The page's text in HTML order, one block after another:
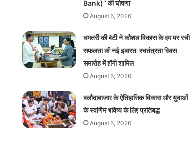
Bank)” की घोषणा
August 6, 2026
धमतरी की बेटी ने कौशल विकास के दम पर रची
सफलता की नई इबारत, स्वतंत्रता दिवस
समारोह में होंगी शामिल
August 6, 2026
बलौदाबाजार के ऐतिहासिक विकास और युवाओं
के स्वर्णिम भविष्य के लिए प्रतिबद्ध
August 6, 2026